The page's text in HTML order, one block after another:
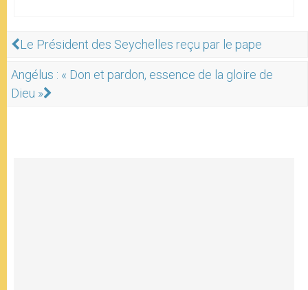
Le Président des Seychelles reçu par le pape
Angélus : « Don et pardon, essence de la gloire de
Dieu »